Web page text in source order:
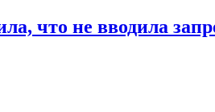
что не вводила